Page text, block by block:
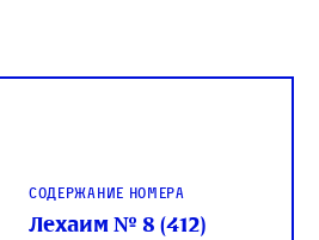
Содержание номера
Лехаим № 8 (412)